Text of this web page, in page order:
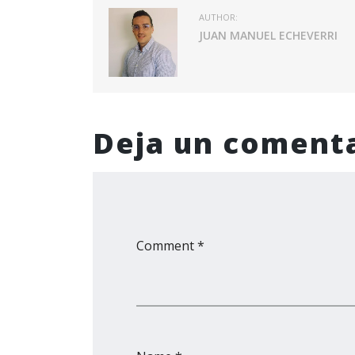
AUTHOR:
JUAN MANUEL ECHEVERRI
Deja un
Comment *